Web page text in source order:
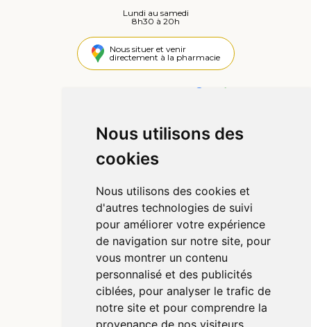
Nous utilisons des
cookies
Nous utilisons des cookies et
d'autres technologies de suivi
pour améliorer votre expérience
de navigation sur notre site, pour
vous montrer un contenu
personnalisé et des publicités
ciblées, pour analyser le trafic de
notre site et pour comprendre la
provenance de nos visiteurs.
Lundi au samedi
8h30 à 20h
Nous situer et venir
directement à la pharmacie
Informations
Qui sommes-nous ?
Déclarer un effet indésirable
Mentions légales
CGV
Données personnelles
Cookies
Préférences Cookies